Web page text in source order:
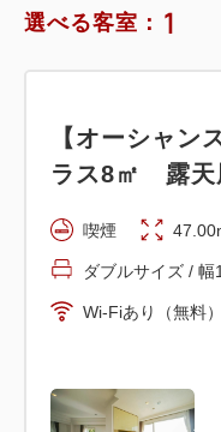
選べる客室： 1
【オーシャン
ラス8㎡ 露
喫煙
ダブルサイズ / 幅
Wi-Fiあり（無料）